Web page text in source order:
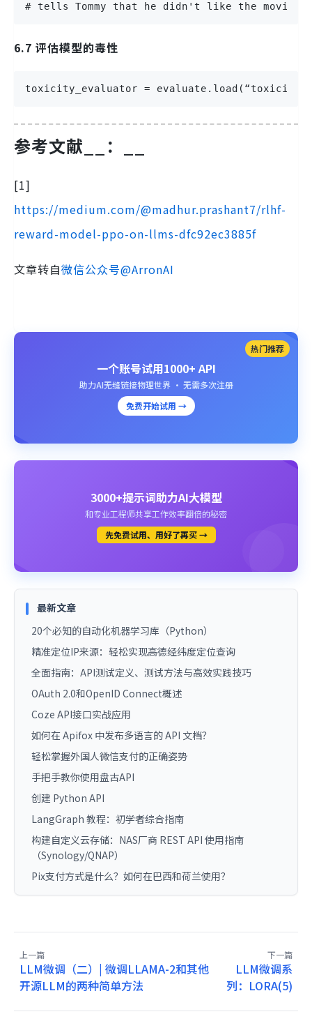
# tells Tommy that he didn't like the
6.7 评估模型的毒性
toxicity_evaluator =
参考文献__ ：__
[1]
https://medium.com/@madhur.prashant7/rlhf-
reward-model-ppo-on-llms-dfc92ec3885f
文章转自微信公众号@ArronAI
热门推荐
一个账号试用1000+ API
助力AI无缝链接物理世界 · 无需多次注册
免费开始试用 →
3000+提示词助力AI大模型
和专业工程师共享工作效率翻倍的秘密
先免费试用、用好了再买 →
最新文章
20个必知的自动化机器学习库（Python）
精准定位IP来源：轻松实现高德经纬度定位查询
全面指南：API测试定义、测试方法与高效实践技巧
OAuth 2.0和OpenID Connect概述
Coze API接口实战应用
如何在 Apifox 中发布多语言的 API 文档？
轻松掌握外国人微信支付的正确姿势
手把手教你使用盘古API
创建 Python API
LangGraph 教程：初学者综合指南
构建自定义云存储：NAS厂商 REST API 使用指南
（Synology/QNAP）
Pix支付方式是什么？如何在巴西和荷兰使用？
上一篇
LLM微调（二）| 微调LLAMA-2和其他
开源LLM的两种简单方法
下一篇
LLM微调系
列：LORA(5)